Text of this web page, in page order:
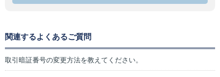
関連するよくあるご質問
取引暗証番号の変更方法を教えてください。